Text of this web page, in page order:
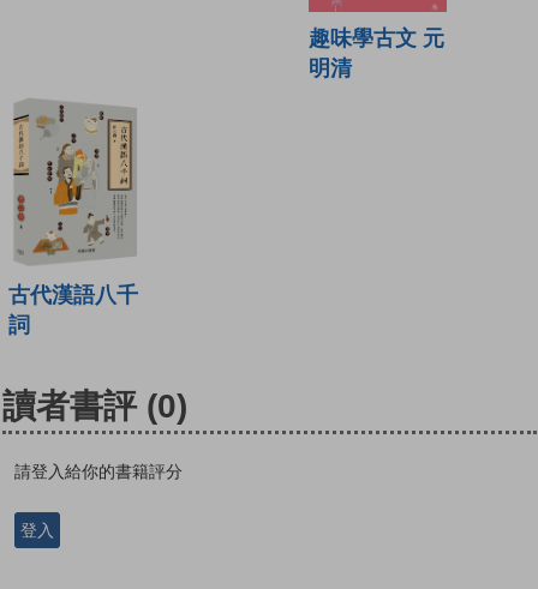
趣味學古文 元
明清
古代漢語八千
詞
讀者書評 (0)
請登入給你的書籍評分
登入